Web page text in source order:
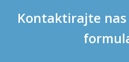
Kontaktirajte